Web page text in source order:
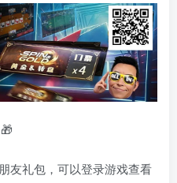
🎁
友礼包，可以登录游戏查看